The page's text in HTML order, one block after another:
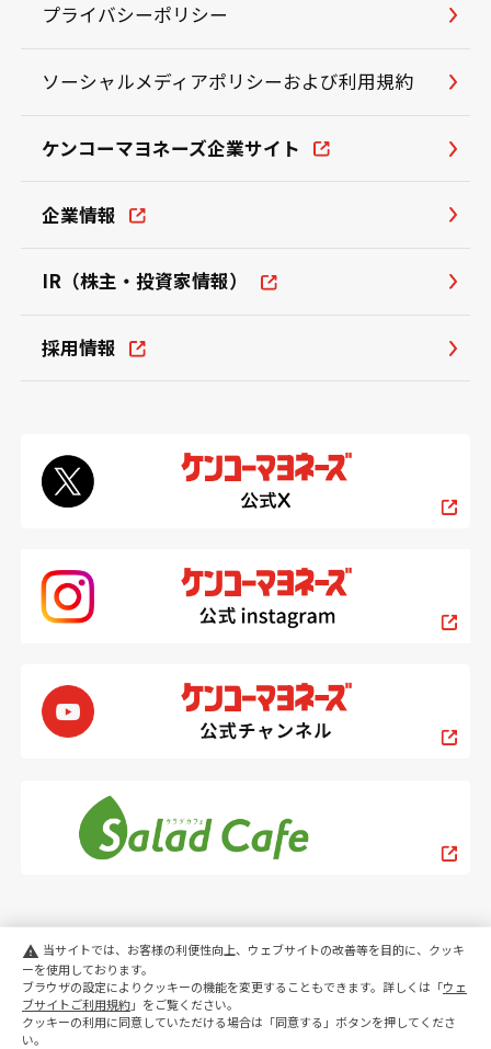
PC スマートフォン
プライバシーポリシー
ソーシャルメディアポリシーおよび利用規約
ケンコーマヨネーズ企業サイト
企業情報
IR（株主・投資家情報）
採用情報
warning 当サイトでは、お客様の利便性向上、ウェブサイトの改善等を目的に、クッキ
ーを使用しております。
ブラウザの設定によりクッキーの機能を変更することもできます。詳しくは「ウェ
ブサイトご利用規約」をご覧ください。
クッキーの利用に同意していただける場合は「同意する」ボタンを押してくださ
い。